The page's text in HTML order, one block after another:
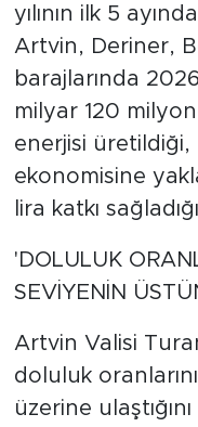
yılının ilk 5
Artvin, Deriner,
barajlarında
milyar 120
enerjisi
ekonomisine
lira katkı
'DOLULUK
SEVİYENİN
Artvin Valisi
doluluk
üzerine